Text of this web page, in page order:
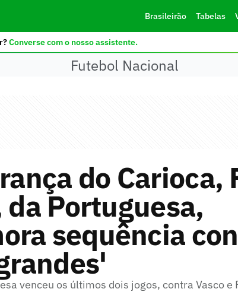
Brasileirão Tabelas
Converse com o nosso assistente.
Futebol Nacional
do Carioca,
Portuguesa,
sequência
venceu os últimos dois jogos, contra Vasco e